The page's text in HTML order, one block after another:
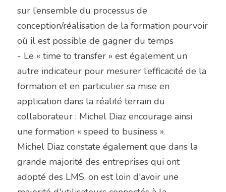
sur l’ensemble du processus de
conception/réalisation de la formation pourvoir
où il est possible de gagner du temps
- Le « time to transfer » est également un
autre indicateur pour mesurer l’efficacité de la
formation et en particulier sa mise en
application dans la réalité terrain du
collaborateur : Michel Diaz encourage ainsi
une formation « speed to business ».
Michel Diaz constate également que dans la
grande majorité des entreprises qui ont
adopté des LMS, on est loin d'avoir une